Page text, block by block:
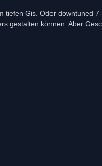
Gis. Oder downtuned
gestalten können. Aber